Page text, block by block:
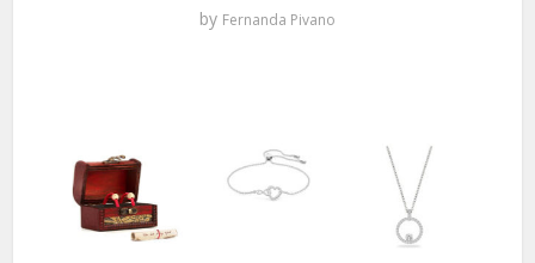
by Fernanda Pivano